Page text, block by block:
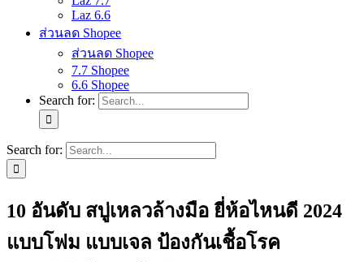
Laz 6.6
ส่วนลด Shopee
ส่วนลด Shopee
7.7 Shopee
6.6 Shopee
Search for:
Search for:
10 อันดับ สบู่เหลวล้างมือ ยี่ห้อไหนดี 2024
แบบโฟม แบบเจล ป้องกันเชื้อโรค